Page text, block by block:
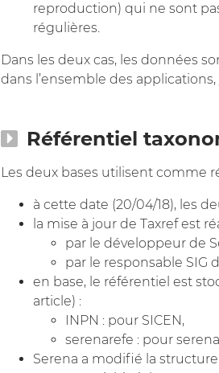
reproduction) qui ne sont
régulières.
Dans les deux cas, les données
dans l’ensemble des
Référentiel
Les deux bases utilisent comme
à cette date (20/04/18), les
la mise à jour de Taxref est
par le développeur de
par le responsable SIG
en base, le référentiel est
article) :
INPN : pour SICEN,
serenarefe : pour serena
Serena a modifié la